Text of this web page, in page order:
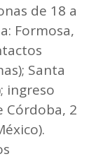
de 18 a
Formosa,
Santa
ingreso
Córdoba, 2